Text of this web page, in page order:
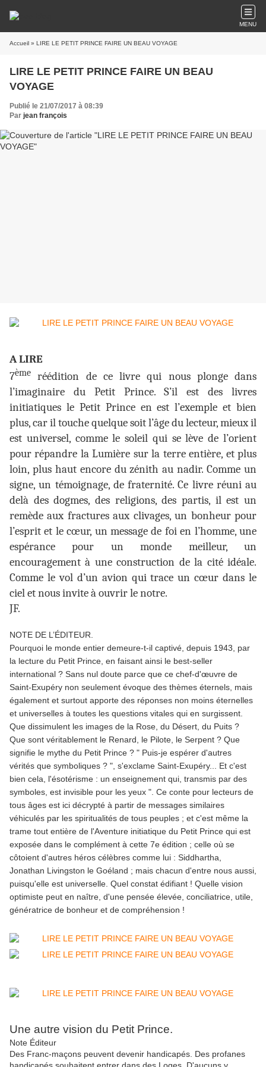
MENU
Accueil » LIRE LE PETIT PRINCE FAIRE UN BEAU VOYAGE
LIRE LE PETIT PRINCE FAIRE UN BEAU
VOYAGE
Publié le 21/07/2017 à 08:39
Par jean françois
A LIRE
7ème
réédition de ce livre qui nous plonge dans
l’imaginaire du Petit Prince. S’il est des livres
initiatiques le Petit Prince en est l’exemple et bien
plus, car il touche quelque soit l’âge du lecteur, mieux il
est universel, comme le soleil qui se lève de l’orient
pour répandre la Lumière sur la terre entière, et plus
loin, plus haut encore du zénith au nadir. Comme un
signe, un témoignage, de fraternité. Ce livre réuni au
delà des dogmes, des religions, des partis, il est un
remède aux fractures aux clivages, un bonheur pour
l’esprit et le cœur, un message de foi en l’homme, une
espérance pour un monde meilleur, un
encouragement à une construction de la cité idéale.
Comme le vol d’un avion qui trace un cœur dans le
ciel et nous invite à ouvrir le notre.
JF.
NOTE DE L’ÉDITEUR.
Pourquoi le monde entier demeure-t-il captivé, depuis 1943, par
la lecture du Petit Prince, en faisant ainsi le best-seller
international ? Sans nul doute parce que ce chef-d'œuvre de
Saint-Exupéry non seulement évoque des thèmes éternels, mais
également et surtout apporte des réponses non moins éternelles
et universelles à toutes les questions vitales qui en surgissent.
Que dissimulent les images de la Rose, du Désert, du Puits ?
Que sont véritablement le Renard, le Pilote, le Serpent ? Que
signifie le mythe du Petit Prince ? " Puis-je espérer d'autres
vérités que symboliques ? ", s'exclame Saint-Exupéry... Et c'est
bien cela, l'ésotérisme : un enseignement qui, transmis par des
symboles, est invisible pour les yeux ". Ce conte pour lecteurs de
tous âges est ici décrypté à partir de messages similaires
véhiculés par les spiritualités de tous peuples ; et c'est même la
trame tout entière de l'Aventure initiatique du Petit Prince qui est
exposée dans le complément à cette 7e édition ; celle où se
côtoient d'autres héros célèbres comme lui : Siddhartha,
Jonathan Livingston le Goéland ; mais chacun d'entre nous aussi,
puisqu'elle est universelle. Quel constat édifiant ! Quelle vision
optimiste peut en naître, d'une pensée élevée, conciliatrice, utile,
génératrice de bonheur et de compréhension !
Une autre vision du Petit Prince.
Note Éditeur
Des Franc-maçons peuvent devenir handicapés. Des profanes